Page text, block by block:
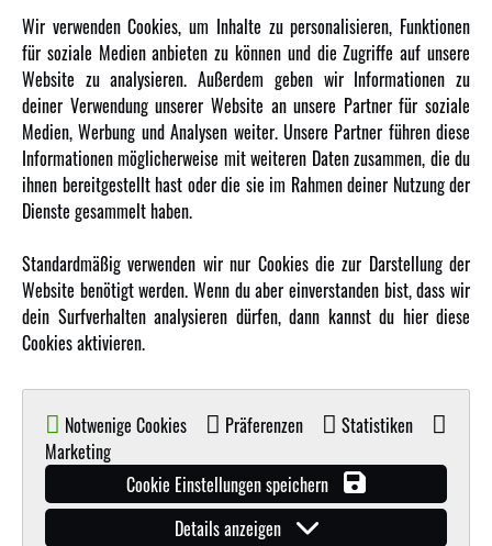
Newsletter
Über uns
Karriere
Amewi Kataloge
MEHR VON AMEWI
Amewi Construction - Nutzfahrzeuge
Malinos - Die kreative Seite von Amewi
Werden Sie Amewi Händler
Wir verwenden Cookies, um Inhalte zu personalisieren, Funktionen
für soziale Medien anbieten zu können und die Zugriffe auf unsere
Website zu analysieren. Außerdem geben wir Informationen zu
deiner Verwendung unserer Website an unsere Partner für soziale
Medien, Werbung und Analysen weiter. Unsere Partner führen diese
Informationen möglicherweise mit weiteren Daten zusammen, die du
ihnen bereitgestellt hast oder die sie im Rahmen deiner Nutzung der
Dienste gesammelt haben.
Standardmäßig verwenden wir nur Cookies die zur Darstellung der
Website benötigt werden. Wenn du aber einverstanden bist, dass wir
dein Surfverhalten analysieren dürfen, dann kannst du hier diese
Cookies aktivieren.
Notwenige Cookies Präferenzen
Statistiken
Marketing
Cookie Einstellungen speichern
Details anzeigen